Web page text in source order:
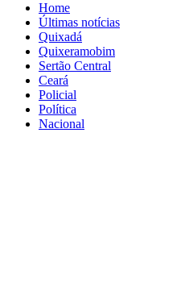
Home
Últimas notícias
Quixadá
Quixeramobim
Sertão Central
Ceará
Policial
Política
Nacional